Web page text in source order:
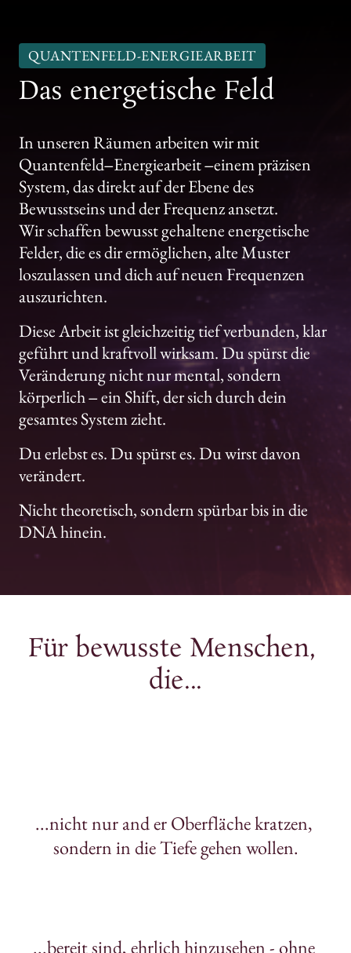
QUANTENFELD-ENERGIEARBEIT
Das energetische Feld
In unseren Räumen arbeiten wir
Quantenfeld‒Energiearbeit ‒einem
System, das direkt auf der Ebene
Bewusstseins und der Frequenz ansetzt.
Wir schaffen bewusst gehaltene
Felder, die es dir ermöglichen, alte
Muster
loszulassen und dich auf neuen
auszurichten.
Diese Arbeit ist gleichzeitig tief verbunden,
klar
geführt und kraftvoll wirksam. Du spürst
Veränderung nicht nur mental,
körperlich ‒ein Shift, der sich durch
gesamtes System zieht.
Du erlebst es. Du spürst es. Du wirst
verändert.
Nicht theoretisch, sondern spürbar bis in
DNA hinein.
Für bewusste
die...
...nicht nur and er Oberfläche kratzen,
sondern in die Tiefe gehen wollen.
...bereit sind, ehrlich hinzusehen - ohne